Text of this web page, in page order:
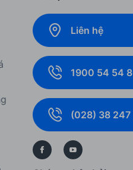
Liên hệ
1900 54 54
(028) 38 247